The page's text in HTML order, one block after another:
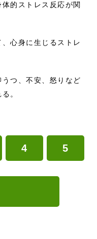
的ストレス反応が関
心身に生じるストレ
つ、不安、怒りなど
。
4 5